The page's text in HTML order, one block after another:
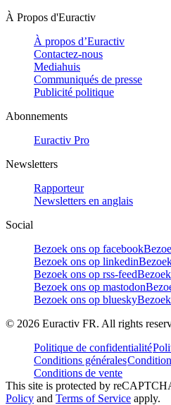
À Propos d'Euractiv
À propos d’Euractiv
Contactez-nous
Mediahuis
Communiqués de presse
Publicité politique
Abonnements
Euractiv Pro
Newsletters
Rapporteur
Newsletters en anglais
Social
Bezoek ons op facebook
Bezoek ons op linkedin
Bezoek ons op rss-feed
Bezoek ons op mastodon
Bezoek ons op bluesky
© 2026 Euractiv FR. All rights
Politique de confidentialité
Conditions générales
Conditions de vente
This site is protected by
Policy and Terms of Service apply.